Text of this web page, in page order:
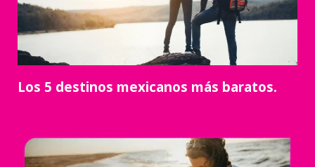
Los 5 destinos mexicanos más baratos.